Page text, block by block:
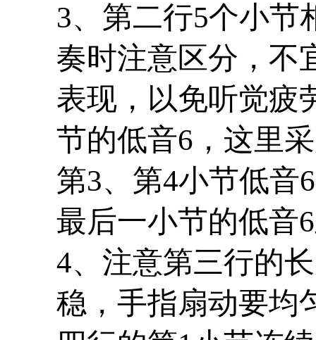
3、第二行5个小节
奏时注意区分，不
表现，以免听觉疲
节的低音6 ，这里
第3、第4小节低音6
最后一小节的低音6
4、注意第三行的
稳，手指扇动要均